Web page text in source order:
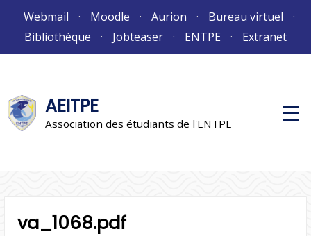
Webmail Moodle Aurion
Bureau virtuel
Bibliothèque
Jobteaser ENTPE Extranet
AEITPE
Association des étudiants de l'ENTPE
M
e
va_1068.pdf